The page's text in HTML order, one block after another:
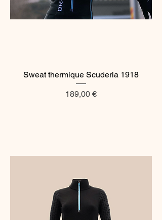
Sweat thermique Scuderia 1918
Prix
189,00 €